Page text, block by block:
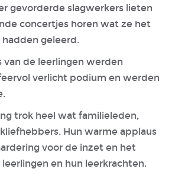
gevorderde slagwerkers lieten
concertjes horen wat ze het
geleerd.
de leerlingen werden
verlicht podium en werden
trok heel wat familieleden,
Hun warme applaus
voor de inzet en het
en hun leerkrachten.